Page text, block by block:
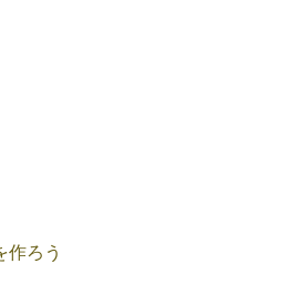
作ろう